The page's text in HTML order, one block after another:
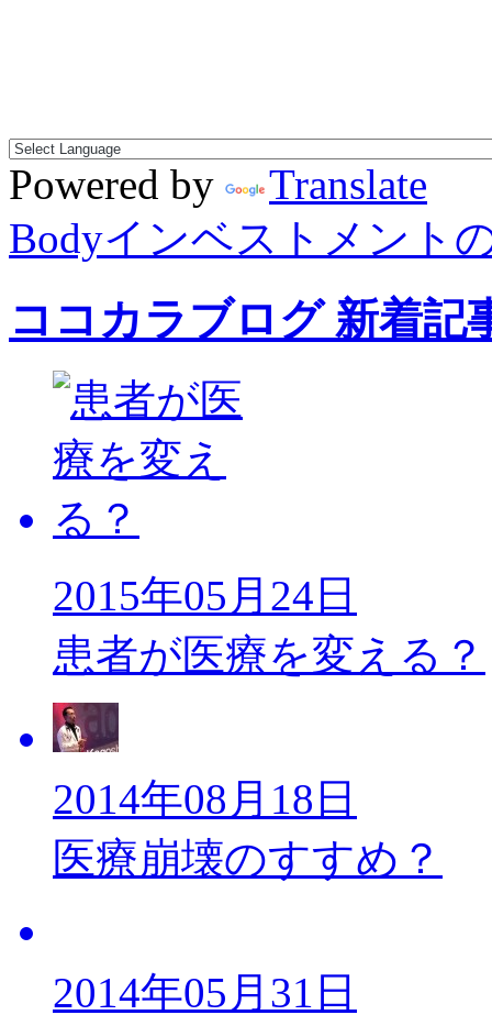
Powered by
Translate
Bodyインベストメント
ココカラブログ 新着記
2015年05月24日
患者が医療を変える？
2014年08月18日
医療崩壊のすすめ？
2014年05月31日